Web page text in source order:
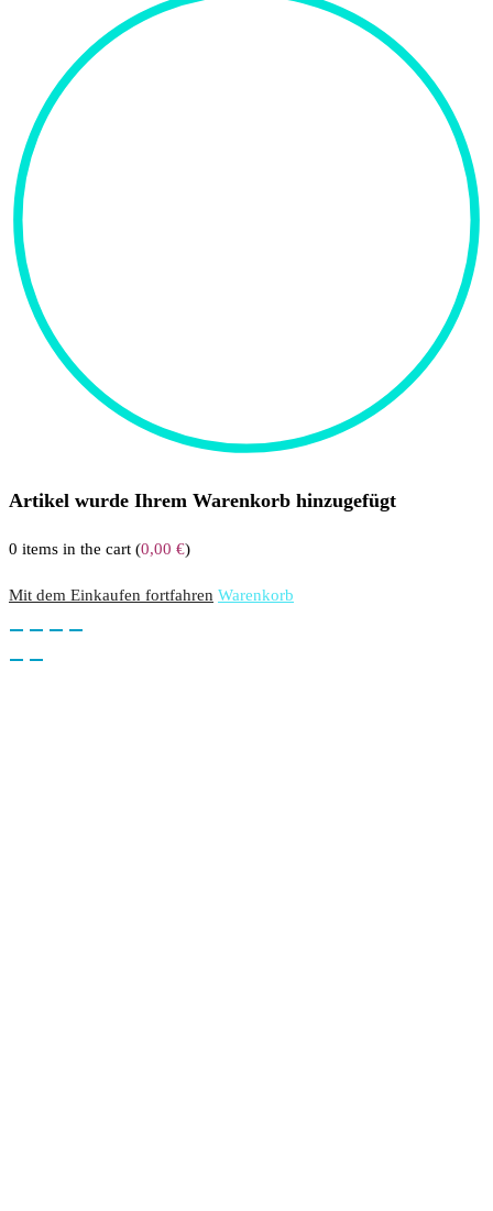
Artikel wurde Ihrem Warenkorb hinzugefügt
0 items in the cart (0,00 €)
Mit dem Einkaufen fortfahren Warenkorb